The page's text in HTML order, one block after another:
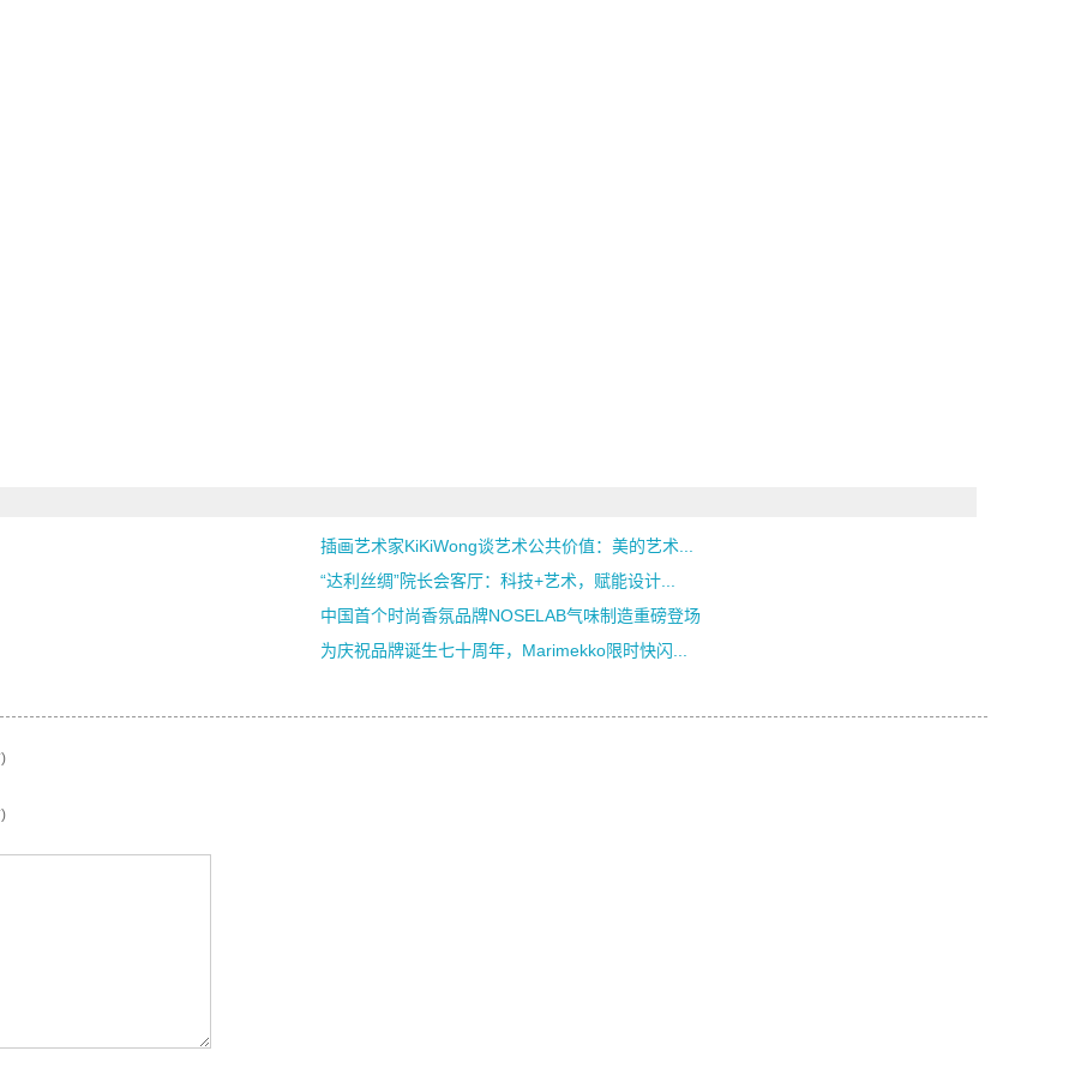
插画艺术家KiKiWong谈艺术公共价值：美的艺术...
“达利丝绸”院长会客厅：科技+艺术，赋能设计...
中国首个时尚香氛品牌NOSELAB气味制造重磅登场
为庆祝品牌诞生七十周年，Marimekko限时快闪...